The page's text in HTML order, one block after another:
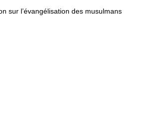
sur l’évangélisation des musulmans